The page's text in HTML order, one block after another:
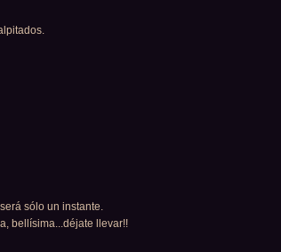
sólo un instante.
bellísima...déjate llevar!!